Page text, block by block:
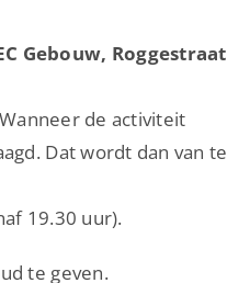
Gebouw, Roggestraat
de activiteit
Dat wordt dan van te
19.30 uur).
te geven.